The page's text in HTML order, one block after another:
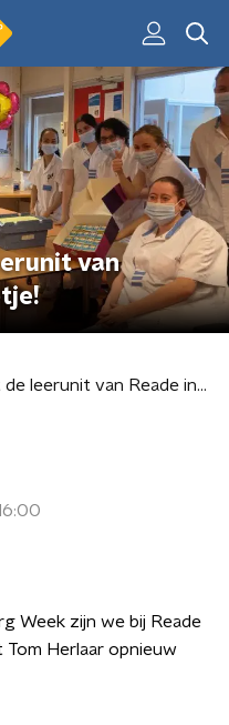
van
Open Huis zet de leerunit van Reade in het zonnetje!
Week zijn we bij Reade
Herlaar opnieuw